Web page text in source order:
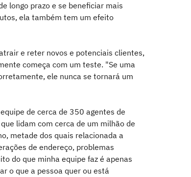
longo prazo e se beneficiar mais
ela também tem um efeito
e reter novos e potenciais clientes,
começa com um teste. "Se uma
ele nunca se tornará um
de cerca de 350 agentes de
lidam com cerca de um milhão de
metade dos quais relacionada a
de endereço, problemas
do que minha equipe faz é apenas
o que a pessoa quer ou está